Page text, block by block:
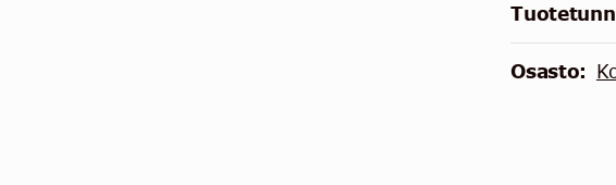
Osasto: